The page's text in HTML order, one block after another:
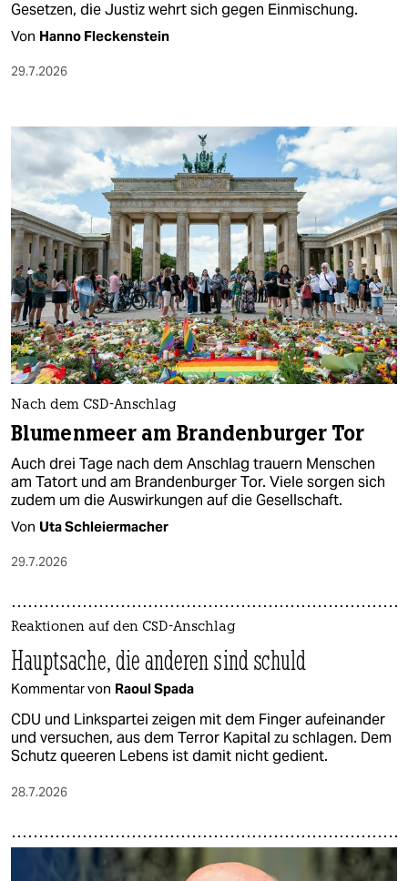
Gesetzen, die Justiz wehrt sich gegen Einmischung.
Von Hanno Fleckenstein
29.7.2026
Nach dem CSD-Anschlag
Blumenmeer am Brandenburger Tor
Auch drei Tage nach dem Anschlag trauern Menschen
am Tatort und am Brandenburger Tor. Viele sorgen sich
zudem um die Auswirkungen auf die Gesellschaft.
Von Uta Schleiermacher
29.7.2026
Reaktionen auf den CSD-Anschlag
Hauptsache, die anderen sind schuld
Kommentar von Raoul Spada
CDU und Linkspartei zeigen mit dem Finger aufeinander
und versuchen, aus dem Terror Kapital zu schlagen. Dem
Schutz queeren Lebens ist damit nicht gedient.
28.7.2026